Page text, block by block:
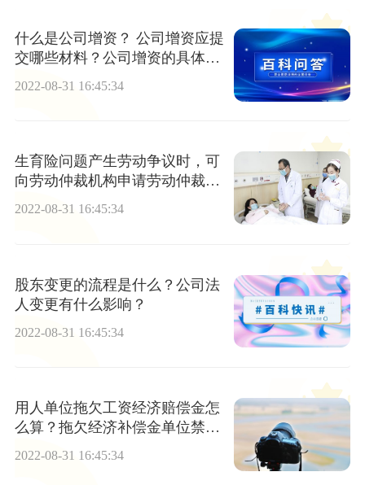
什么是公司增资？ 公司增资应提
交哪些材料？公司增资的具体流
2022-08-31 16:45:34
生育险问题产生劳动争议时，可
向劳动仲裁机构申请劳动仲裁期
限是多久？生育保险报销范围是
2022-08-31 16:45:34
股东变更的流程是什么？公司法
人变更有什么影响？
2022-08-31 16:45:34
用人单位拖欠工资经济赔偿金怎
么算？拖欠经济补偿金单位禁止
裁员！
2022-08-31 16:45:34